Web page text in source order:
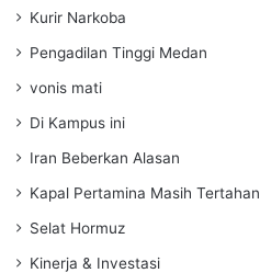
Kurir Narkoba
Pengadilan Tinggi Medan
vonis mati
Di Kampus ini
Iran Beberkan Alasan
Kapal Pertamina Masih Tertahan
Selat Hormuz
Kinerja & Investasi